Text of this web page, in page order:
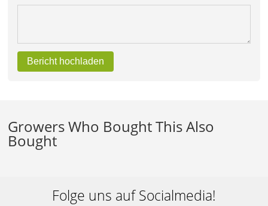
Bericht hochladen
Growers Who Bought This Also
Bought
Folge uns auf Socialmedia!